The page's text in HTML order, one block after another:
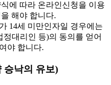
에 따라 온라인신청을 이용
해야 합니다.
14세 미만인자일 경우에는
정대리인 등)의 동의를 얻어
야 합니다.
승낙의 유보)